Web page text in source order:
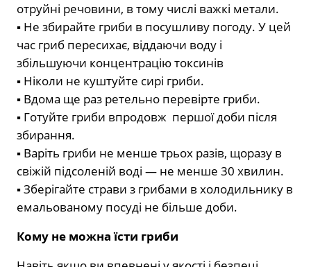
отруйні речовини, в тому числі важкі метали.
▪ Не збирайте гриби в посушливу погоду. У цей
час гриб пересихає, віддаючи воду і
збільшуючи концентрацію токсинів
▪ Ніколи не куштуйте сирі гриби.
▪ Вдома ще раз ретельно перевірте гриби.
▪ Готуйте гриби впродовж першої доби після
збирання.
▪ Варіть гриби не менше трьох разів, щоразу в
свіжій підсоленій воді — не менше 30 хвилин.
▪ Зберігайте страви з грибами в холодильнику в
емальованому посуді не більше доби.
Кому не можна їсти гриби